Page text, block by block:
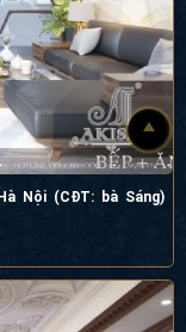
Nội (CĐT: bà Sáng)